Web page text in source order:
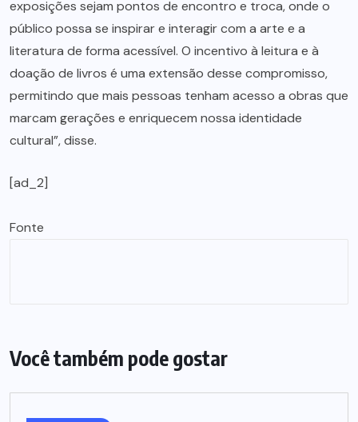
exposições sejam pontos de encontro e troca, onde o
público possa se inspirar e interagir com a arte e a
literatura de forma acessível. O incentivo à leitura e à
doação de livros é uma extensão desse compromisso,
permitindo que mais pessoas tenham acesso a obras que
marcam gerações e enriquecem nossa identidade
cultural”, disse.
[ad_2]
Fonte
Você também pode gostar